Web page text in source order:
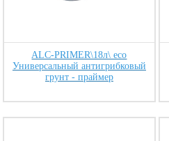
ALC-PRIMER\18л\ eco
Универсальный антигрибковый
грунт - праймер